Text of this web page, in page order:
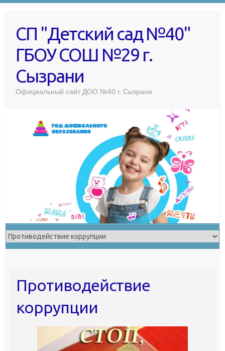
СП "Детский сад №40"
ГБОУ СОШ №29 г.
Сызрани
Официальный сайт ДОО №40 г. Сызрани
Противодействие
коррупции